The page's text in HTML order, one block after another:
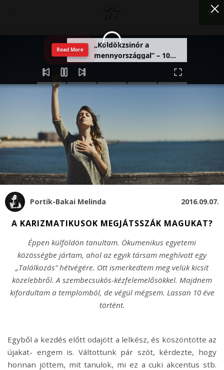
Portik-Bakai Melinda 2016.09.07.
A KARIZMATIKUSOK MEGJÁTSSZÁK MAGUKAT?
Éppen külföldön tanultam. Ökumenikus egyetemi
közösségbe jártam, ahol az egyik társam meghívott egy
„Találkozás” hétvégére. Ott ismerkedtem meg velük kicsit
közelebbről. A szembecsukós-kézfelemelősökkel. Majdnem
kifordultam a templomból, de végül mégsem. Lassan 10 éve
történt.
„Köldökzsinór a
férfi vallomása a
Read More
Egyből a kezdés előtt odajött a lelkész, és köszöntötte az
újakat- engem is. Váltottunk pár szót, kérdezte, hogy
honnan jöttem, mit tanulok, mi ez a cuki akcentus stb.